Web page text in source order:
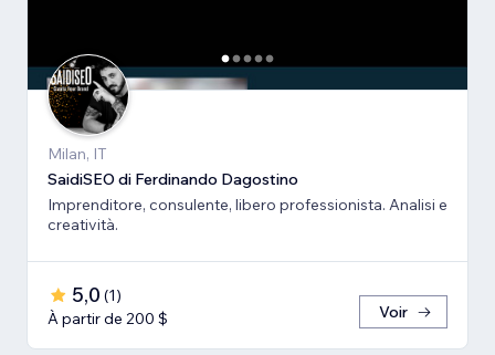
Milan, IT
SaidiSEO di Ferdinando Dagostino
Imprenditore, consulente, libero professionista. Analisi e
creatività.
5,0 (1)
À partir de 200 $
Voir